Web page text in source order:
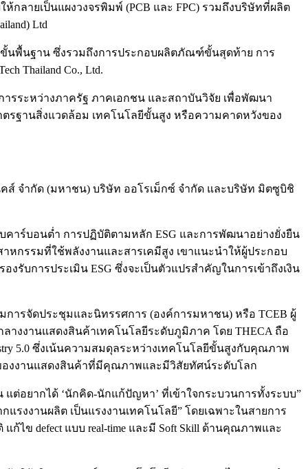
กลายเป็นแผงวงจรพิมพ์ (PCB และ FPC) รวมถึงบริษัทที่ผลิต
Ltd
ขั้นพื้นฐาน ซึ่งรวมถึงการประกอบผลิตภัณฑ์ขั้นสุดท้าย การ
Thailand Co., Ltd.
รระหว่างภาครัฐ ภาคเอกชน และสถาบันวิจัย เพื่อพัฒนา
รฐานสิ่งแวดล้อม เทคโนโลยีขั้นสูง หรือความคาดหวังของ
ส์ จำกัด (มหาชน) บริษัท ออโรเม็กซ์ จำกัด และบริษัท มิตซูบิชิ
คาร์บอนต่ำ การปฏิบัติตามหลัก ESG และการพัฒนาอย่างยั่งยืน
หกรรมที่ใช้พลังงานและสารเคมีสูง เขาแนะนำให้ผู้ประกอบ
รองรับการประเมิน ESG ซึ่งจะเป็นตัวแปรสำคัญในการเข้าถึงเงิน
การจัดประชุมและนิทรรศการ (องค์การมหาชน) หรือ TCEB ผู้
างงานแสดงสินค้าเทคโนโลยีระดับภูมิภาค โดย THECA ถือ
5.0 ซึ่งเน้นความสมดุลระหว่างเทคโนโลยีขั้นสูงกับคุณภาพ
องงานแสดงสินค้าที่มีคุณภาพและมีวิสัยทัศน์ระดับโลก
แต่อยากได้ ‘นักคิด-นักแก้ปัญหา’ ที่เข้าใจกระบวนการทั้งระบบ”
รงงานผลิต เป็นแรงงานเทคโนโลยี” โดยเฉพาะในสายการ
ก้ไข defect แบบ real-time และมี Soft Skill ด้านคุณภาพและ